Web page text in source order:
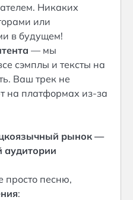
Никаких
или
в будущем!
— мы
сэмплы и тексты на
Ваш трек не
на платформах из-за
рынок —
аудитории
просто песню,
: